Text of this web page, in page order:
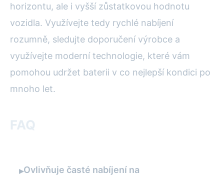
horizontu, ale i vyšší zůstatkovou hodnotu
vozidla. Využívejte tedy rychlé nabíjení
rozumně, sledujte doporučení výrobce a
využívejte moderní technologie, které vám
pomohou udržet baterii v co nejlepší kondici po
mnoho let.
FAQ
▸Ovlivňuje časté nabíjení na